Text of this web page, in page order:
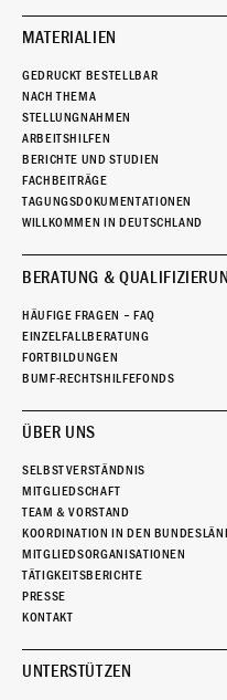
MATERIALIEN
GEDRUCKT BESTELLBAR
NACH THEMA
STELLUNGNAHMEN
ARBEITSHILFEN
BERICHTE UND STUDIEN
FACHBEITRÄGE
TAGUNGSDOKUMENTATIONEN
WILLKOMMEN IN DEUTSCHLAND
BERATUNG &
HÄUFIGE FRAGEN – FAQ
EINZELFALLBERATUNG
FORTBILDUNGEN
BUMF-RECHTSHILFEFONDS
ÜBER UNS
SELBSTVERSTÄNDNIS
MITGLIEDSCHAFT
TEAM & VORSTAND
KOORDINATION IN DEN
MITGLIEDSORGANISATIONEN
TÄTIGKEITSBERICHTE
PRESSE
KONTAKT
UNTERSTÜTZEN